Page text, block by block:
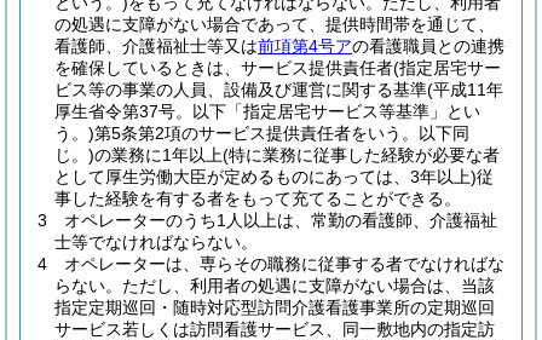
の処遇に支障がない場合であって、提供時間帯を通じて、
看護師、介護福祉士等又は前項第4号アの看護職員との連携
を確保しているときは、サービス提供責任者(指定居宅サー
ビス等の事業の人員、設備及び運営に関する基準(平成11年
厚生省令第37号。以下「指定居宅サービス等基準」とい
う。)第5条第2項のサービス提供責任者をいう。以下同
じ。)の業務に1年以上(特に業務に従事した経験が必要な者
として厚生労働大臣が定めるものにあっては、3年以上)従
事した経験を有する者をもって充てることができる。
3
オペレーターのうち1人以上は、常勤の看護師、介護福祉
士等でなければならない。
4
オペレーターは、専らその職務に従事する者でなければな
らない。 ただし、利用者の処遇に支障がない場合は、当該
指定定期巡回・随時対応型訪問介護看護事業所の定期巡回
サービス若しくは訪問看護サービス、同一敷地内の指定訪